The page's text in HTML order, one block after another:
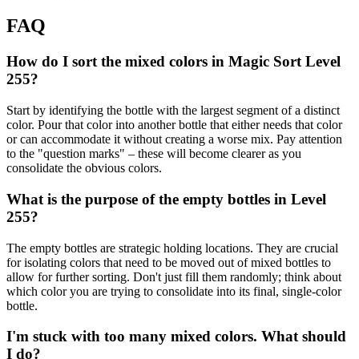
FAQ
How do I sort the mixed colors in Magic Sort Level
255?
Start by identifying the bottle with the largest segment of a distinct
color. Pour that color into another bottle that either needs that color
or can accommodate it without creating a worse mix. Pay attention
to the "question marks" – these will become clearer as you
consolidate the obvious colors.
What is the purpose of the empty bottles in Level
255?
The empty bottles are strategic holding locations. They are crucial
for isolating colors that need to be moved out of mixed bottles to
allow for further sorting. Don't just fill them randomly; think about
which color you are trying to consolidate into its final, single-color
bottle.
I'm stuck with too many mixed colors. What should
I do?